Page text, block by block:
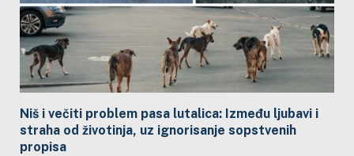
Niš i večiti problem pasa lutalica: Između ljubavi i
straha od životinja, uz ignorisanje sopstvenih
propisa